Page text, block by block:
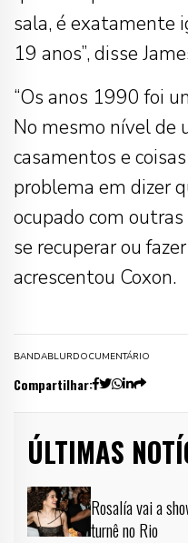
sala, é exatamente
19 anos”, disse
“Os anos 1990 foi
No mesmo nível de
casamentos e
problema em dizer
ocupado com
se recuperar ou
acrescentou Coxon.
BANDABLURDOCUMENTÁRIO
Compartilhar:
ÚLTIMAS
Rosalía vai a
turnê no Rio